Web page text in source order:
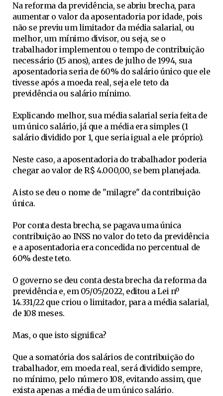
Na reforma da previdência, se abriu brecha, para
aumentar o valor da aposentadoria por idade, pois
não se previu um limitador da média salarial, ou
melhor, um mínimo divisor, ou seja, se o
trabalhador implementou o tempo de contribuição
necessário (15 anos), antes de julho de 1994, sua
aposentadoria seria de 60% do salário único que ele
tivesse após a moeda real, seja ele teto da
previdência ou salário mínimo.
Explicando melhor, sua média salarial seria feita de
um único salário, já que a média era simples (1
salário dividido por 1, que seria igual a ele próprio).
Neste caso, a aposentadoria do trabalhador poderia
chegar ao valor de R$ 4.000,00, se bem planejada.
A isto se deu o nome de "milagre" da contribuição
única.
Por conta desta brecha, se pagava uma única
contribuição ao INSS no valor do teto da previdência
e a aposentadoria era concedida no percentual de
60% deste teto.
O governo se deu conta desta brecha da reforma da
previdência e, em 05/05/2022, editou a Lei nº
14.331/22 que criou o limitador, para a média salarial,
de 108 meses.
Mas, o que isto significa?
Que a somatória dos salários de contribuição do
trabalhador, em moeda real, será dividido sempre,
no mínimo, pelo número 108, evitando assim, que
exista apenas a média de um único salário.